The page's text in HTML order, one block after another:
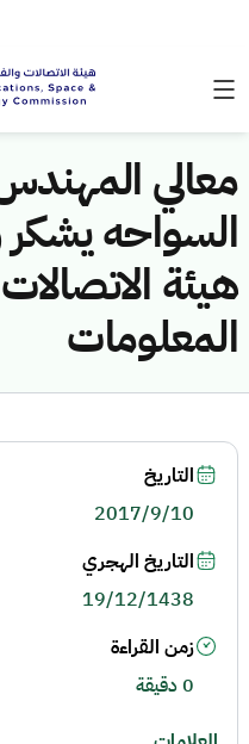
معالي
السواحه
هيئة
المعلومات
التاريخ
2017/9/10
التاريخ الهجري
19/12/1438
زمن القراءة
0 دقيقة